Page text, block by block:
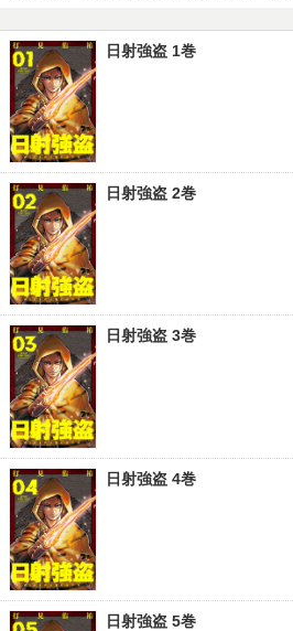
日射強盗 1巻
日射強盗 2巻
日射強盗 3巻
日射強盗 4巻
日射強盗 5巻